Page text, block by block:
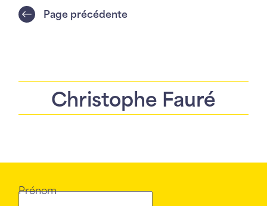
Page précédente
Christophe Fauré
Prénom